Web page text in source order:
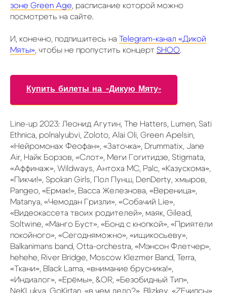
зоне Green Age, расписание которой можно
посмотреть на сайте.
И, конечно, подпишитесь на Telegram-канал «Дикой
Мяты», чтобы не пропустить концерт SHOO.
Купить билеты на «Дикую Мяту»
Line-up 2023: Леонид Агутин, The Hatters, Lumen, Sati
Ethnica, polnalyubvi, Zoloto, Alai Oli, Green Apelsin,
«Нейромонах Феофан», «Заточка», Drummatix, Jane
Air, Найк Борзов, «Слот», Меги Гогитидзе, Stigmata,
«Аффинаж», Wildways, Антоха МС, Palc, «Казускома»,
«Пикчи!», Spokan Girls, Пол Пунш, DenDerty, хмыров,
Pangeo, «Ермак!», Васса Железнова, «Вереница»,
Matanya, «Чемодан Гризли», «Собачий Lie»,
«Видеокассета твоих родителей», маяк, Gilead,
Soltwine, «Манго Буст», «Бонд с кнопкой», «Приятели
покойного», «Сегодняможно», «ищикосьеву»,
Balkanimans band, Оtta-orchestra, «Мэнсон Флетчер»,
hehehe, River Bridge, Moscow Klezmer Band, Terra,
«Ткани», Black Lama, «внимание брусника!»,
«Индиалог», «Ерёмы», &OR, «Безобидный Тип»,
NeKLukva, GoKirtan, «в чем дело?», Blizkey, «ZEчипсы»,